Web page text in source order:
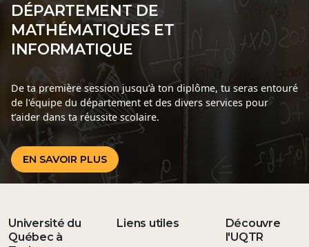
DÉPARTEMENT DE
MATHÉMATIQUES ET
INFORMATIQUE
De ta première session jusqu’à ton diplôme, tu seras entouré
de l'équipe du département et des divers services pour
t’aider dans ta réussite scolaire.
EN SAVOIR PLUS
Université du
Québec à
Liens utiles
Découvre
l'UQTR